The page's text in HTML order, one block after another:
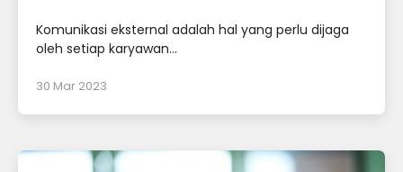
Komunikasi eksternal adalah hal yang perlu dijaga
oleh setiap karyawan...
30 Mar 2023